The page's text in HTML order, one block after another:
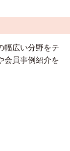
幅広い分野をテ
会員事例紹介を